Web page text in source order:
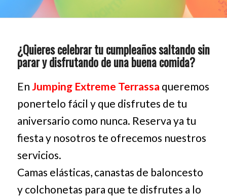
¿Quieres celebrar tu cumpleaños saltando sin
parar y disfrutando de una buena comida?
En Jumping Extreme Terrassa queremos
ponertelo fácil y que disfrutes de tu
aniversario como nunca. Reserva ya tu
fiesta y nosotros te ofrecemos nuestros
servicios.
Camas elásticas, canastas de baloncesto
y colchonetas para que te disfrutes a lo